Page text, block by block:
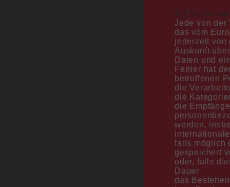
6.2 Recht
Jede von der
das vom
jederzeit von
Auskunft
Daten und
Ferner hat
betroffenen
die
die
die
werden,
falls möglich
gespeichert
oder, falls
Dauer
das